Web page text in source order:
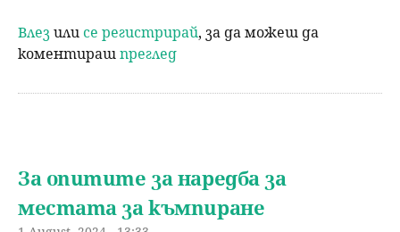
Влезили се регистрирай, за да можеш да
коментирашпреглед
За опитите за наредба за
местата за къмпиране